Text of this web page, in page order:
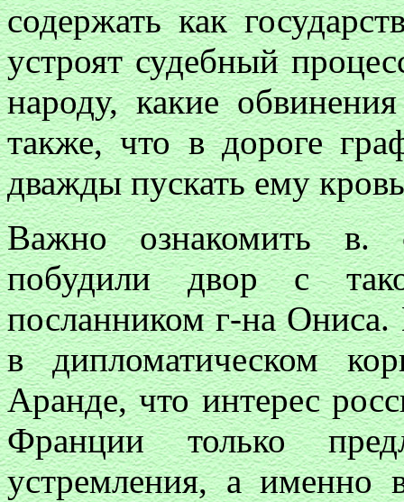
содержать как
устроят судебный
народу, какие
также, что в дороге
дважды пускать ему
Важно ознакомить в.
побудили двор с
посланником г-на Ониса.
в дипломатическом
Аранде, что интерес
Франции только
устремления, а